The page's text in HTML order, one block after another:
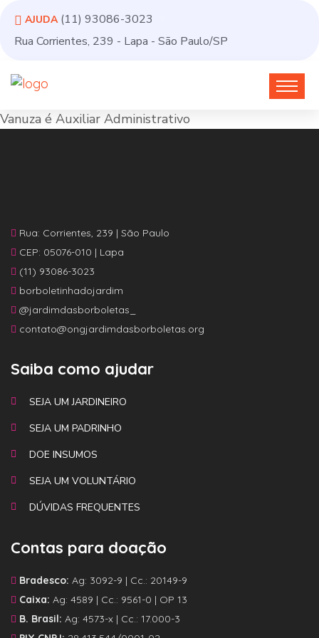
AJUDA (11) 93086-3023
Rua Corrientes, 239 - Lapa - São Paulo/SP
Vanuza é Auxiliar Administrativo
Rua: Corrientes, 239 | São Paulo
CEP: 05076-010 | Lapa
(11) 93086-3023
borboletinhadojardim
@jardimdasborboletas_
contato@ongjardimdasborboletas.org
Saiba como ajudar
SEJA UM JARDINEIRO
SEJA UM PADRINHO
DOE INSUMOS
SEJA UM VOLUNTÁRIO
DÚVIDAS FREQUENTES
Contas para doação
Bradesco: Ag: 3092-9 | Cc.: 20149-9
Caixa: Ag: 4589 | Cc.: 9561-0 | OP 13
B. Brasil: Ag: 4573-x | Cc.: 17.000-3